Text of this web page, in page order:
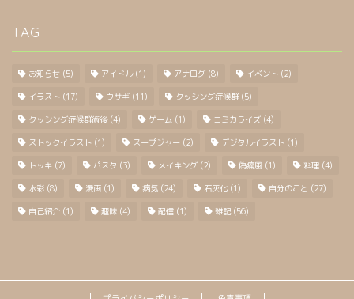
TAG
お知らせ (5) アイドル(1) アナログ (8) イベント (2)
イラスト (17) ウサギ (11) クッシング症候群(5)
クッシング症候群術後(4) ゲーム (1) コミカライズ (4)
ストックイラスト (1) スープジャー (2) デジタルイラスト (1)
トッキ (7) パスタ (3) メイキング (2) 偽痛風 (1) 料理 (4)
水彩 (8) 漫画 (1) 病気 (24) 石灰化 (1) 自分のこと (27)
自己紹介 (1) 趣味 (4) 配信 (1) 雑記 (56)